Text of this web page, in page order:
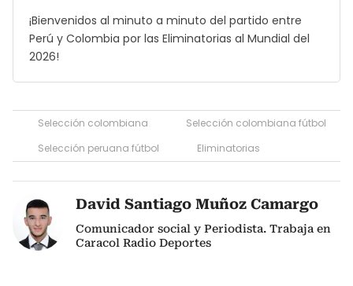
¡Bienvenidos al minuto a minuto del partido entre
Perú y Colombia por las Eliminatorias al Mundial del
2026!
Selección colombiana
Selección colombiana fútbol
Selección peruana fútbol
Eliminatorias
David Santiago Muñoz Camargo
Comunicador social y Periodista. Trabaja en
Caracol Radio Deportes